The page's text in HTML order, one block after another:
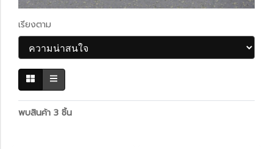
เรียงตาม
พบสินค้า 3 ชิ้น